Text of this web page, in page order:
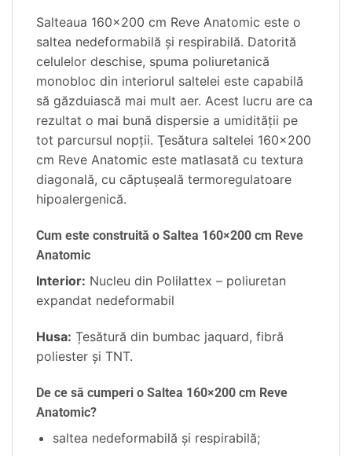
Salteaua 160×200 cm Reve Anatomic este o
saltea nedeformabilă şi respirabilă. Datorită
celulelor deschise, spuma poliuretanică
monobloc din interiorul saltelei este capabilă
să găzduiască mai mult aer. Acest lucru are ca
rezultat o mai bună dispersie a umidităţii pe
tot parcursul nopţii. Ţesătura saltelei 160×200
cm Reve Anatomic este matlasată cu textura
diagonală, cu căptuşeală termoregulatoare
hipoalergenică.
Cum este construită o Saltea 160×200 cm Reve
Anatomic
Interior: Nucleu din Polilattex – poliuretan
expandat nedeformabil
Husa: Țesătură din bumbac jaquard, fibră
poliester și TNT.
De ce să cumperi o Saltea 160×200 cm Reve
Anatomic?
saltea nedeformabilă şi respirabilă;